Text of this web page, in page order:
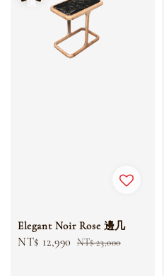
Elegant Noir Rose 邊几
Sale
NT$ 12,990 Regular
NT$ 23,000